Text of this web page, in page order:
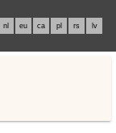
nl eu ca pl rs lv